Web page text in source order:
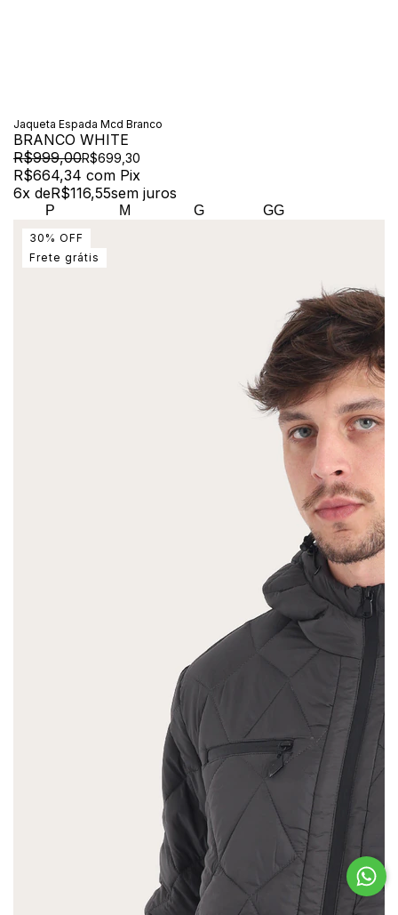
Jaqueta Espada Mcd Branco
BRANCO WHITE
R$999,00R$699,30
R$664,34 com Pix
6x deR$116,55sem juros
P M G GG
30 % OFF
Frete grátis